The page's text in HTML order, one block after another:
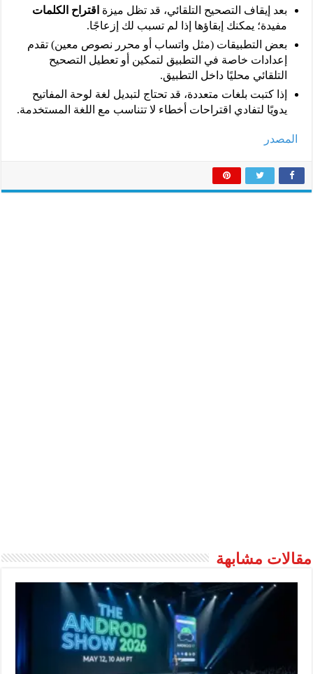
بعد إيقاف التصحيح التلقائي، قد تظل ميزة اقتراح الكلمات
مفيدة؛ يمكنك إبقاؤها إذا لم تسبب لك إزعاجًا.
بعض التطبيقات (مثل واتساب أو محرر نصوص معين) تقدم
إعدادات خاصة في التطبيق لتمكين أو تعطيل التصحيح
التلقائي محليًا داخل التطبيق.
إذا كتبت بلغات متعددة، قد تحتاج لتبديل لغة لوحة المفاتيح
يدويًا لتفادي اقتراحات أخطاء لا تتناسب مع اللغة المستخدمة.
المصدر
مقالات مشابهة